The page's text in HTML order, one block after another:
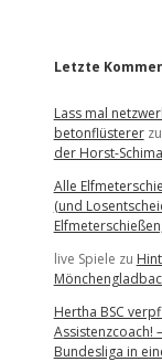
Letzte
Lass mal
betonflüstererzu
der Horst-
Alle
(und
live Spiele zu
Hertha BSC
Assistenzcoach!
Bundesliga in